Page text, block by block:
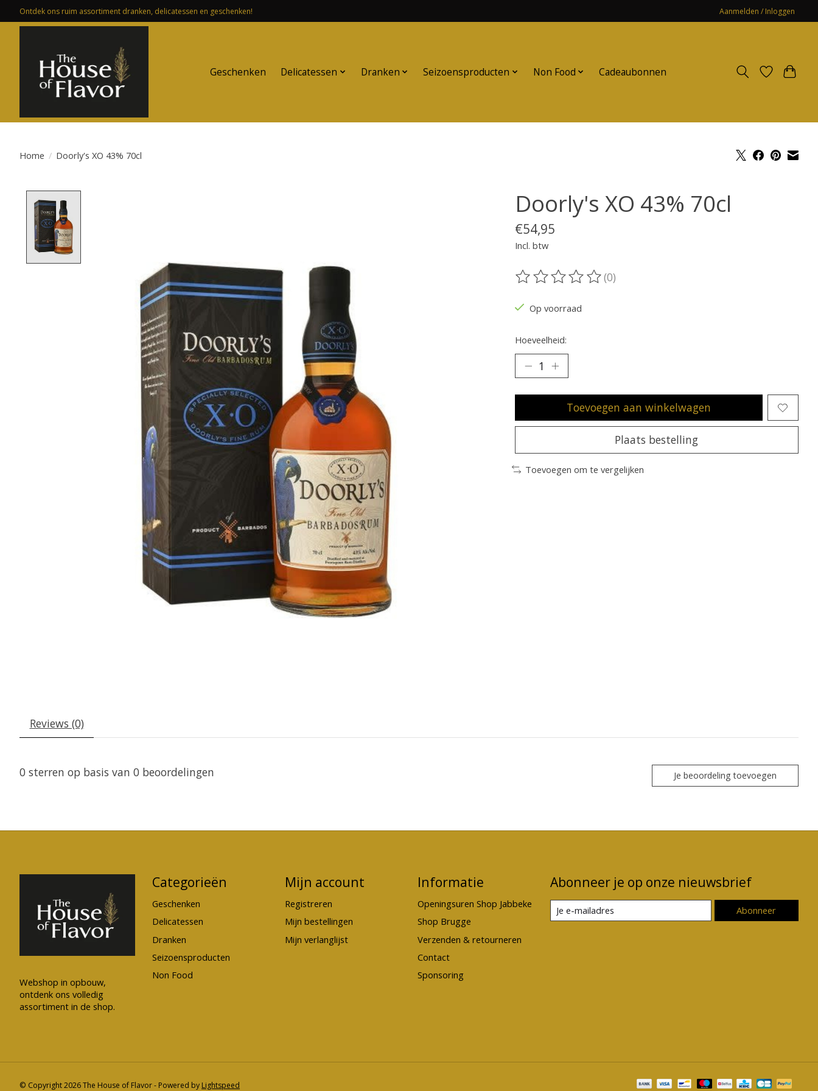
Ontdek ons ruim assortiment dranken, delicatessen en geschenken! Aanmelden / Inloggen
Geschenken Delicatessen Dranken Seizoensproducten Non Food Cadeaubonnen
Home / Doorly's XO 43% 70cl
Doorly's XO 43% 70cl
€54,95
Incl. btw
De beoordeling van dit product is
(0)
Op voorraad
Hoeveelheid:
Toevoegen aan winkelwagen
Plaats bestelling
Toevoegen om te vergelijken
Reviews (0)
0 sterren op basis van 0 beoordelingen Je beoordeling toevoegen
Webshop in opbouw,
ontdenk ons volledig
assortiment in de shop.
Categorieën
Geschenken
Delicatessen
Dranken
Seizoensproducten
Non Food
Mijn account
Registreren
Mijn bestellingen
Mijn verlanglijst
Informatie
Openingsuren Shop Jabbeke
Shop Brugge
Verzenden & retourneren
Contact
Sponsoring
Abonneer je op onze nieuwsbrief
Abonneer
© Copyright 2026 The House of Flavor - Powered by Lightspeed